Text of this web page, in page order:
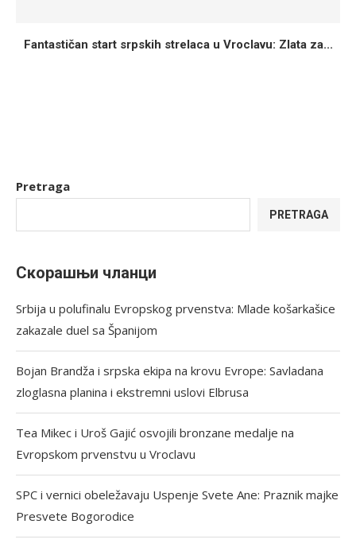
Fantastičan start srpskih strelaca u Vroclavu: Zlata za...
Pretraga
PRETRAGA
Скорашњи чланци
Srbija u polufinalu Evropskog prvenstva: Mlade košarkašice
zakazale duel sa Španijom
Bojan Brandža i srpska ekipa na krovu Evrope: Savladana
zloglasna planina i ekstremni uslovi Elbrusa
Tea Mikec i Uroš Gajić osvojili bronzane medalje na
Evropskom prvenstvu u Vroclavu
SPC i vernici obeležavaju Uspenje Svete Ane: Praznik majke
Presvete Bogorodice